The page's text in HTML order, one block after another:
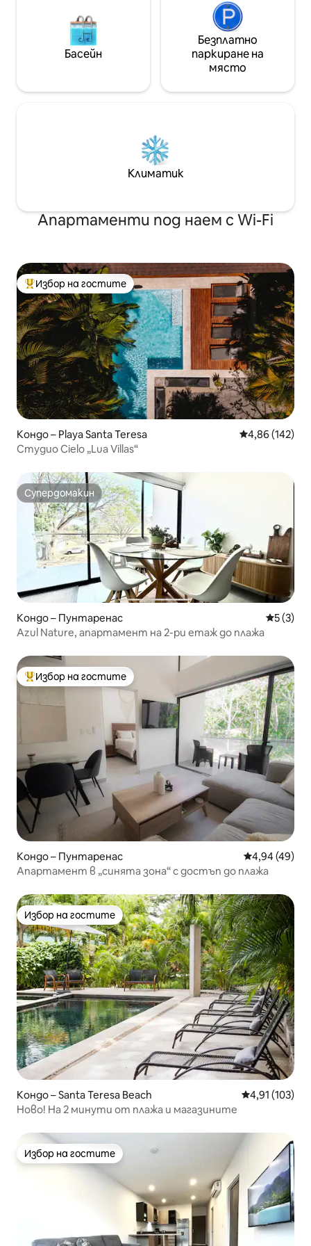
Басейн
Безплатно
паркиране на
място
Климатик
Апартаменти под наем с Wi-Fi
Най-популярен избор на гостите
Избор на гостите
Кондо – Playa Santa Teresa Средна
4,86 (142)
Студио Cielo „Lua Villas“
Супердомакин
Супердомакин
Кондо – Пунтаренас Средна
5 (3)
Azul Nature, апартамент на 2-ри етаж до плажа
Най-популярен избор на гостите
Избор на гостите
Кондо – Пунтаренас Средна
4,94 (49)
Апартамент в „синята зона“ с достъп до плажа
Избор на гостите
Избор на гостите
Кондо – Santa Teresa Beach Средна
4,91 (103)
Ново! На 2 минути от плажа и магазините
Избор на гостите
Избор на гостите